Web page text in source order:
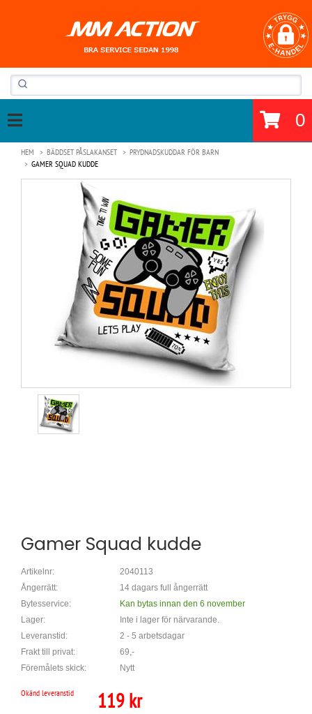
0
HEM BÄDDSET PÅSLAKANSET
PRYDNADSKUDDAR FÖR BARN
GAMER SQUAD KUDDE
Gamer Squad kudde
Artikelnr:
2040113
Ångerrätt:
14 dagars full ångerrätt
Bytesservice:
Kan bytas innan den 6 november
Lager:
Inte i lager för närvarande.
Leveranstid:
2 - 5 arbetsdagar
Frakt till privat:
69,-
Föremålets skick:
Nytt
Okänd leveranstid 119 kr